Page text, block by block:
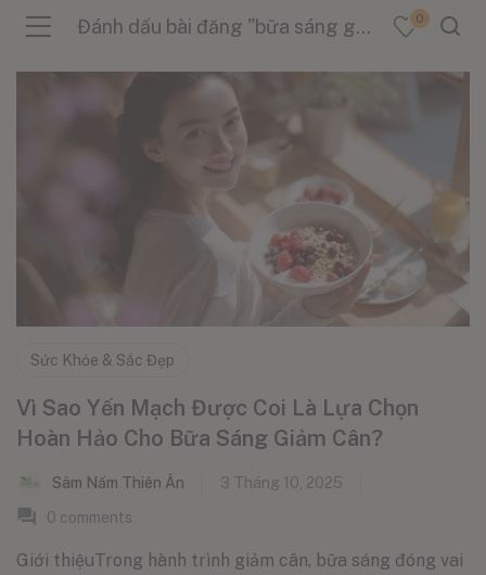
(Tin Tức )
Đánh dấu bài đăng "bữa sáng giảm cân" 0
Sức Khỏe & Sắc Đẹp
Vì Sao Yến Mạch Được Coi Là Lựa Chọn
Hoàn Hảo Cho Bữa Sáng Giảm Cân?
Sâm Nấm Thiên Ân
3 Tháng 10, 2025
0 comments
Giới thiệuTrong hành trình giảm cân, bữa sáng đóng vai